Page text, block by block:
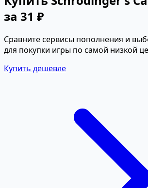
за 31 ₽
Сравните сервисы пополнения и
для покупки игры по самой низкой
Купить дешевле